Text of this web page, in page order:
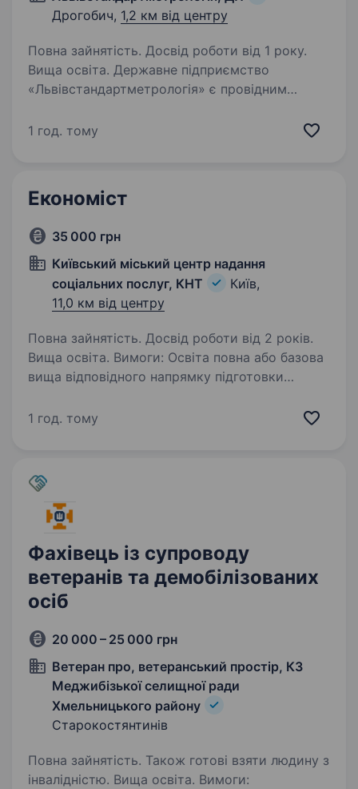
Дрогобич, 1,2 км від центру
Повна зайнятість. Досвід роботи від 1 року.
Вища освіта. Державне підприємство
«Львівстандартметрологія» є провідним
з сертифікації, стандартизації та випробувань
1 год. тому
Економіст
35 000 грн
Київський міський центр надання
соціальних послуг, КНТ
Київ,
11,0 км від центру
Повна зайнятість. Досвід роботи від 2 років.
Вища освіта. Вимоги: Освіта повна або базова
вища відповідного напрямку підготовки
за професією економіста не менше 2 років;
1 год. тому
Фахівець із супроводу
ветеранів та демобілізованих
осіб
20 000 – 25 000 грн
Ветеран про, ветеранський простір, КЗ
Меджибізької селищної ради
Хмельницького району
Старокостянтинів
Повна зайнятість. Також готові взяти людину з
інвалідністю. Вища освіта. Вимоги: